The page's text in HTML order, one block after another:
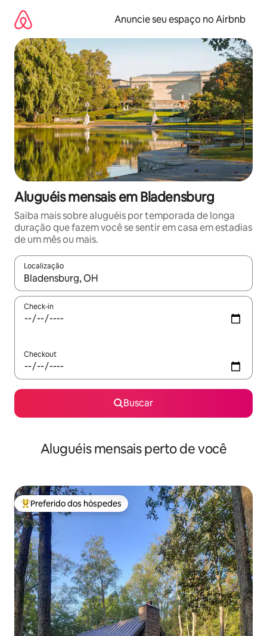
para
conteúdo
Anuncie seu espaço no Airbnb
Aluguéis mensais em Bladensburg
Saiba mais sobre aluguéis por temporada de longa
duração que fazem você se sentir em casa em estadias
de um mês ou mais.
Localização
Quando os resultados estiverem disponíveis, explore-os
Check-in
Checkout
Buscar
Aluguéis mensais perto de você
Entre os melhores preferidos dos hóspedes
Preferido dos hóspedes